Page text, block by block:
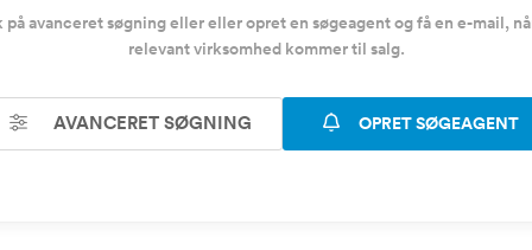
på avanceret søgning eller eller opret en søgeagent og få en e-mail,
relevant virksomhed kommer til salg.
AVANCERET SØGNING OPRET SØGEAGENT